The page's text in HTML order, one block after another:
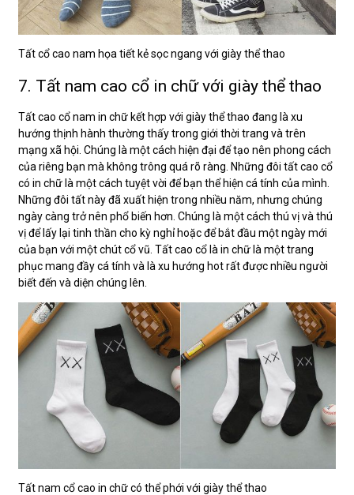
Tất cổ cao nam họa tiết kẻ sọc ngang với giày thể thao
7. Tất nam cao cổ in chữ với giày thể thao
Tất cao cổ nam in chữ kết hợp với giày thể thao đang là xu
hướng thịnh hành thường thấy trong giới thời trang và trên
mạng xã hội. Chúng là một cách hiện đại để tạo nên phong cách
của riêng bạn mà không trông quá rõ ràng. Những đôi tất cao cổ
có in chữ là một cách tuyệt vời để bạn thể hiện cá tính của mình.
Những đôi tất này đã xuất hiện trong nhiều năm, nhưng chúng
ngày càng trở nên phổ biến hơn. Chúng là một cách thú vị và thú
vị để lấy lại tinh thần cho kỳ nghỉ hoặc để bắt đầu một ngày mới
của bạn với một chút cổ vũ. Tất cao cổ là in chữ là một trang
phục mang đầy cá tính và là xu hướng hot rất được nhiều người
biết đến và diện chúng lên.
Tất nam cổ cao in chữ có thể phới với giày thể thao